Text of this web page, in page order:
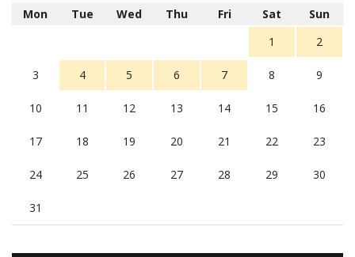
5 tahun Yang lalu
Balas
16
Mon Tue Wed Thu Fri Sat
Sun
1
2
3 4 5 6 7 8 9
10 11 12 13 14 15 16
17 18 19 20 21 22 23
24 25 26 27 28 29 30
31